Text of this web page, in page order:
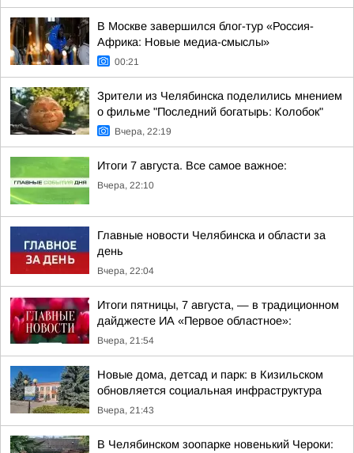
В Москве завершился блог-тур «Россия-
Африка: Новые медиа-смыслы»
00:21
Зрители из Челябинска поделились мнением
о фильме "Последний богатырь: Колобок"
Вчера, 22:19
Итоги 7 августа. Все самое важное:
Вчера, 22:10
Главные новости Челябинска и области за
день
Вчера, 22:04
Итоги пятницы, 7 августа, — в традиционном
дайджесте ИА «Первое областное»:
Вчера, 21:54
Новые дома, детсад и парк: в Кизильском
обновляется социальная инфраструктура
Вчера, 21:43
В Челябинском зоопарке новенький Чероки: